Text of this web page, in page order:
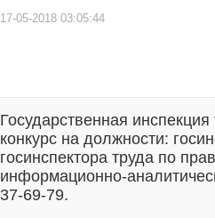
17-05-2018 03:05:44
Государственная
конкурс на должности:
госинспектора труда по
информационно-
37-69-79.